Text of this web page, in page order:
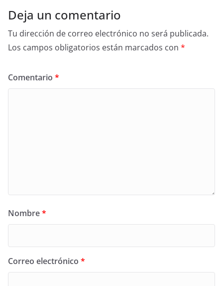
Deja un comentario
Tu dirección de correo electrónico no será publicada.
Los campos obligatorios están marcados con *
Comentario *
Nombre*
Correo electrónico *